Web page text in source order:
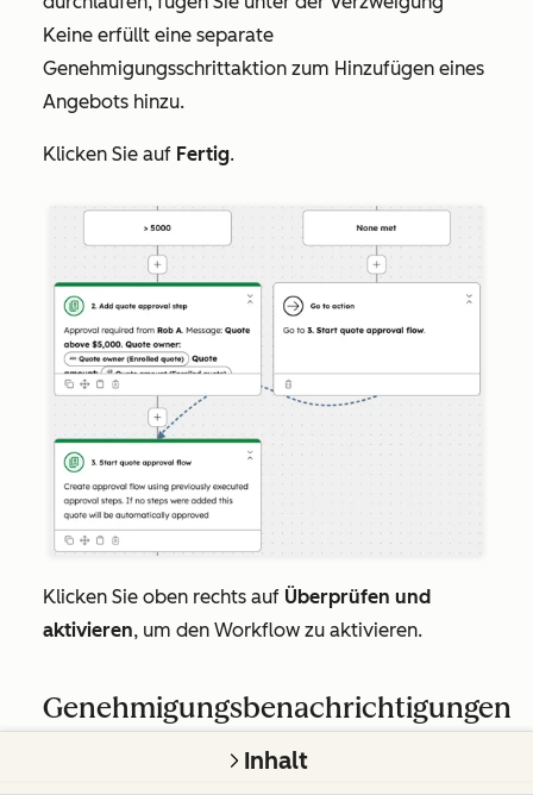
Keine erfüllt eine separate
Genehmigungsschrittaktion zum Hinzufügen eines
Angebots hinzu.
Klicken Sie auf Fertig.
Klicken Sie oben rechts auf Überprüfen und
aktivieren, um den Workflow zu aktivieren.
Genehmigungsbenachrichtigungen
festlegen
Inhalt